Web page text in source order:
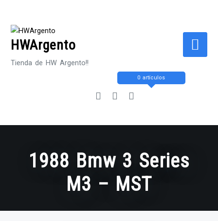
contenido
HWArgento
Tienda de HW Argento!!
0 artículos
1988 Bmw 3 Series
M3 – MST